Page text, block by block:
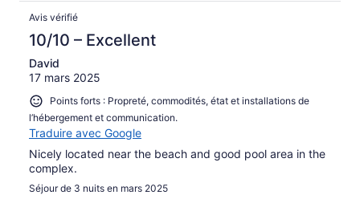
Avis vérifié
10/10 – Excellent
David
17 mars 2025
Points forts : Propreté, commodités, état et installations de
l’hébergement et communication.
Traduire avec Google
Nicely located near the beach and good pool area in the
complex.
Séjour de 3 nuits en mars 2025